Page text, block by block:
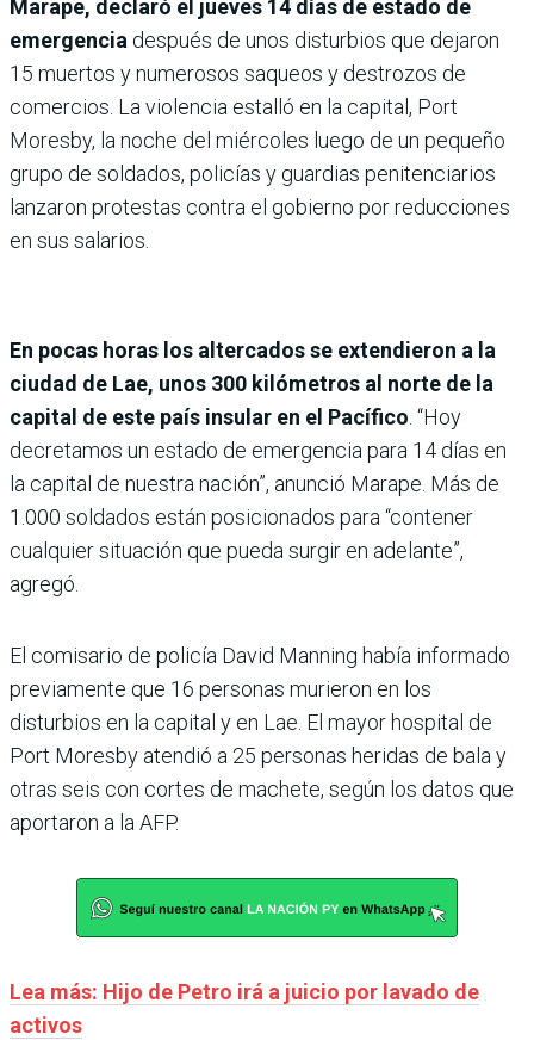
Marape, declaró el jueves 14 días de estado de
emergencia después de unos disturbios que dejaron
15 muertos y numerosos saqueos y destrozos de
comercios. La violencia estalló en la capital, Port
Moresby, la noche del miércoles luego de un pequeño
grupo de soldados, policías y guardias penitenciarios
lanzaron protestas contra el gobierno por reducciones
en sus salarios.
En pocas horas los altercados se extendieron a la
ciudad de Lae, unos 300 kilómetros al norte de la
capital de este país insular en el Pacífico . “Hoy
decretamos un estado de emergencia para 14 días en
la capital de nuestra nación”, anunció Marape. Más de
1.000 soldados están posicionados para “contener
cualquier situación que pueda surgir en adelante”,
agregó.
El comisario de policía David Manning había informado
previamente que 16 personas murieron en los
disturbios en la capital y en Lae. El mayor hospital de
Port Moresby atendió a 25 personas heridas de bala y
otras seis con cortes de machete, según los datos que
aportaron a la AFP.
Lea más: Hijo de Petro irá a juicio por lavado de
activos